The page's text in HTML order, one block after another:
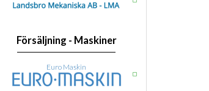
Försäljning - Maskiner
Euro Maskin